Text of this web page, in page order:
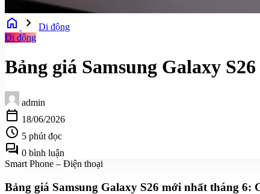
home chevron_right
Di động
Di động
Bảng giá Samsung Galaxy
admin
calendar_today 18/06/2026
schedule 5 phút đọc
forum 0 bình luận
Smart Phone – Điện thoại
Bảng giá Samsung Galaxy S26 mới nhất tháng 6: